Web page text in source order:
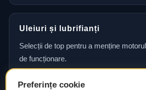
Uleiuri și lubrifianți
Selecții de top pentru a menține
de funcționare.
Preferințe cookie